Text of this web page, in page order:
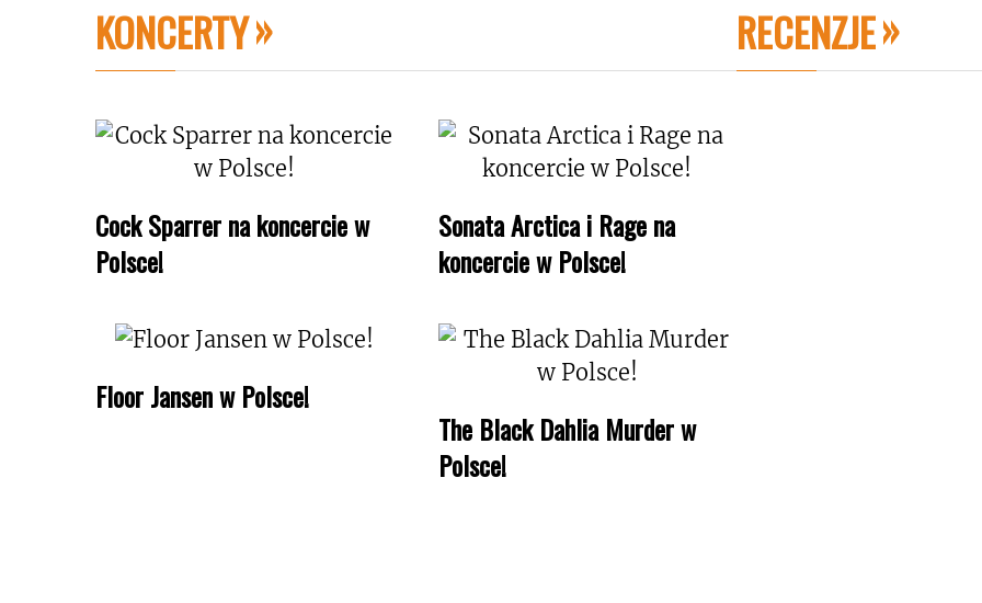
KONCERTY
Cock Sparrer na koncercie w
Polsce!
Sonata Arctica i Rage na
koncercie w Polsce!
Floor Jansen w Polsce!
The Black Dahlia Murder w
Polsce!
RECENZJE